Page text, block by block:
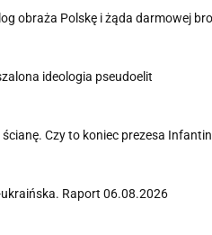
obraża Polskę i żąda darmowej
ideologia pseudoelit
ścianę. Czy to koniec prezesa
Raport 06.08.2026